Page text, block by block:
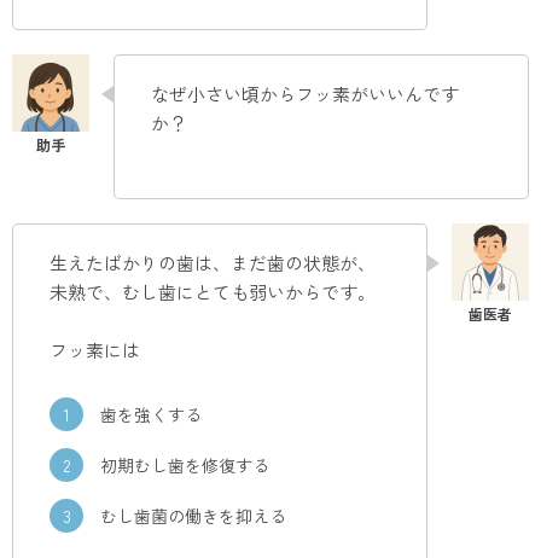
なぜ小さい頃からフッ素がいいんです
か？
生えたばかりの歯は、まだ歯の状態が、
未熟で、むし歯にとても弱いからです。
フッ素には
歯を強くする
初期むし歯を修復する
むし歯菌の働きを抑える